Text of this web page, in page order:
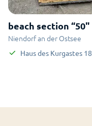
beach section “50"
Niendorf an der Ostsee
Haus des Kurgastes